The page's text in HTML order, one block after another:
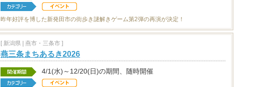
昨年好評を博した新発田市の街歩き謎解きゲーム第2弾の再演が決定！
[ 新潟県 燕市・三条市 ]
燕三条まちあるき2026
4/1(水)～12/20(日)の期間、随時開催